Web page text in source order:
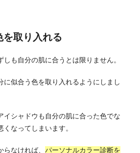
を取り入れる
しも自分の肌に合うとは限りません。
に似合う色を取り入れるようにしまし
イシャドウも自分の肌に合った色でな
なってしまいます。
なければ、 パーソナルカラー診断を